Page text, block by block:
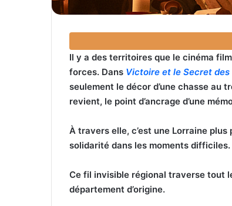
Il y a des territoires que le cinéma
forces. Dans Victoire et le Secret des
seulement le décor d’une chasse au
revient, le point d’ancrage d’une
À travers elle, c’est une Lorraine
solidarité dans les moments difficiles.
Ce fil invisible régional traverse tout
département d’origine.